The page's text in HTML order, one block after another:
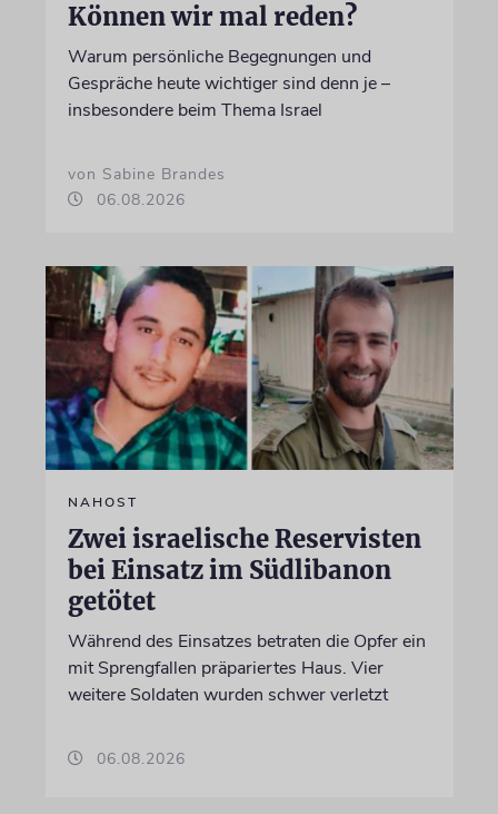
Können wir mal reden?
Warum persönliche Begegnungen und
Gespräche heute wichtiger sind denn je –
insbesondere beim Thema Israel
von Sabine Brandes
06.08.2026
NAHOST
Zwei israelische Reservisten
bei Einsatz im Südlibanon
getötet
Während des Einsatzes betraten die Opfer ein
mit Sprengfallen präpariertes Haus. Vier
weitere Soldaten wurden schwer verletzt
06.08.2026